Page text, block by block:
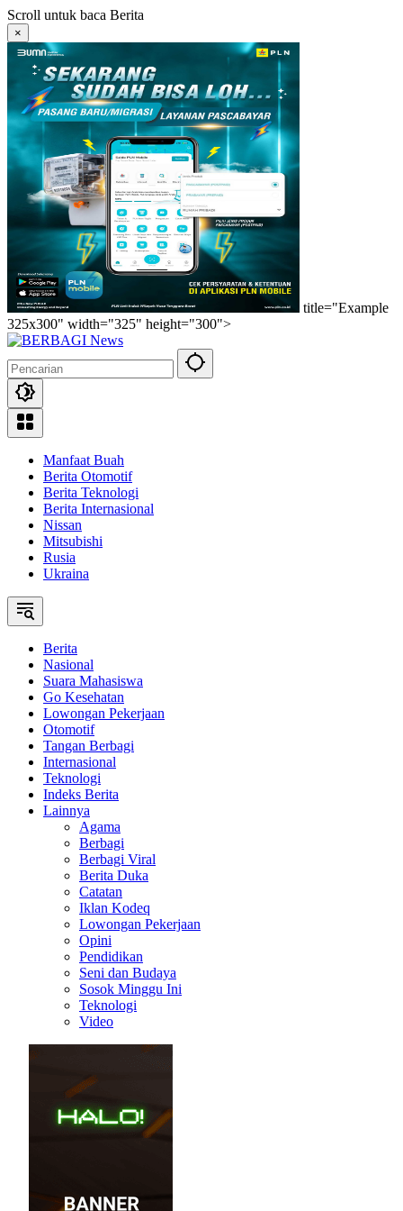
Langsung
ke
konten
Scroll untuk baca Berita
×
title="Example
325x300" width="325" height="300">
Manfaat Buah
Berita Otomotif
Berita Teknologi
Berita Internasional
Nissan
Mitsubishi
Rusia
Ukraina
Berita
Nasional
Suara Mahasiswa
Go Kesehatan
Lowongan Pekerjaan
Otomotif
Tangan Berbagi
Internasional
Teknologi
Indeks Berita
Lainnya
Agama
Berbagi
Berbagi Viral
Berita Duka
Catatan
Iklan Kodeq
Lowongan Pekerjaan
Opini
Pendidikan
Seni dan Budaya
Sosok Minggu Ini
Teknologi
Video